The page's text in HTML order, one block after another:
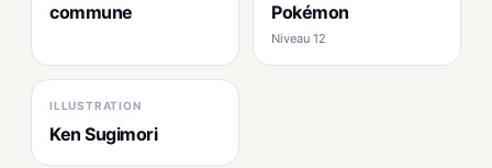
commune Pokémon
Niveau 12
ILLUSTRATION
Ken Sugimori